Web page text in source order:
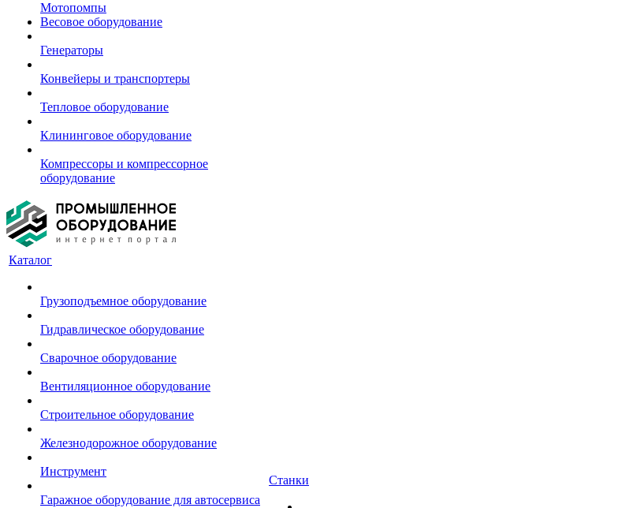
Мотопомпы
Весовое оборудование
Генераторы
Конвейеры и транспортеры
Тепловое оборудование
Клининговое оборудование
Компрессоры и компрессорное
оборудование
Каталог
Грузоподъемное оборудование
Гидравлическое оборудование
Сварочное оборудование
Вентиляционное оборудование
Строительное оборудование
Железнодорожное оборудование
Инструмент
Гаражное оборудование для автосервиса
Станки